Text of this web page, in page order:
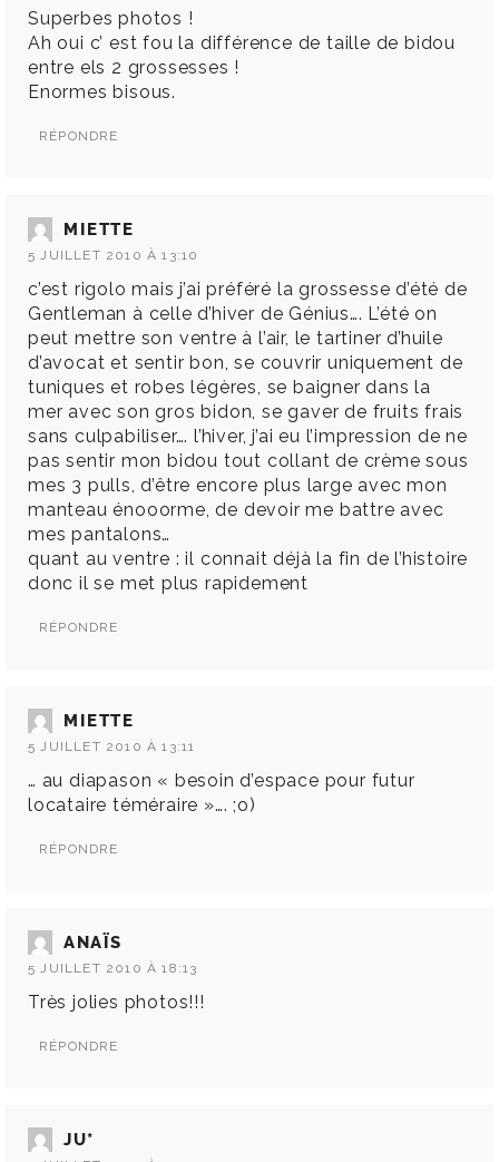
Superbes photos !
Ah oui c’ est fou la différence de taille de bidou
entre els 2 grossesses !
Enormes bisous.
RÉPONDRE
MIETTE
5 JUILLET 2010 À 13:10
c’est rigolo mais j’ai préféré la grossesse d’été de
Gentleman à celle d’hiver de Génius…. L’été on
peut mettre son ventre à l’air, le tartiner d’huile
d’avocat et sentir bon, se couvrir uniquement de
tuniques et robes légères, se baigner dans la
mer avec son gros bidon, se gaver de fruits frais
sans culpabiliser…. l’hiver, j’ai eu l’impression de ne
pas sentir mon bidou tout collant de crème sous
mes 3 pulls, d’être encore plus large avec mon
manteau énooorme, de devoir me battre avec
mes pantalons…
quant au ventre : il connait déjà la fin de l’histoire
donc il se met plus rapidement
RÉPONDRE
MIETTE
5 JUILLET 2010 À 13:11
… au diapason « besoin d’espace pour futur
locataire téméraire »…. ;o)
RÉPONDRE
ANAÏS
5 JUILLET 2010 À 18:13
Très jolies photos!!!
RÉPONDRE
JU*